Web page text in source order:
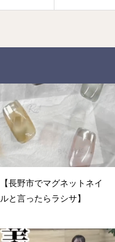
【長野市でマグネットネイ
ルと言ったらラシサ】